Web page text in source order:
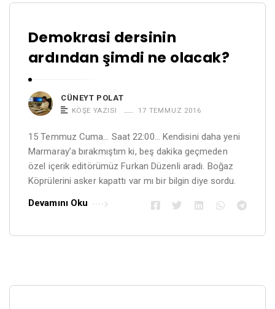
Demokrasi dersinin
ardından şimdi ne olacak?
CÜNEYT POLAT
KÖŞE YAZISI 17 TEMMUZ 2016
15 Temmuz Cuma… Saat 22:00… Kendisini daha yeni
Marmaray’a bırakmıştım ki, beş dakika geçmeden
özel içerik editörümüz Furkan Düzenli aradı. Boğaz
Köprülerini asker kapattı var mı bir bilgin diye sordu.
Devamını Oku